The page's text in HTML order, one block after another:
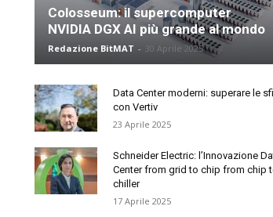
Colosseum: il supercomputer
NVIDIA DGX AI più grande al mondo
Redazione BitMAT - 30 Aprile 2025
Data Center moderni: superare le
con Vertiv
23 Aprile 2025
Schneider Electric: l’Innovazione
Center from grid to chip from chip
chiller
17 Aprile 2025